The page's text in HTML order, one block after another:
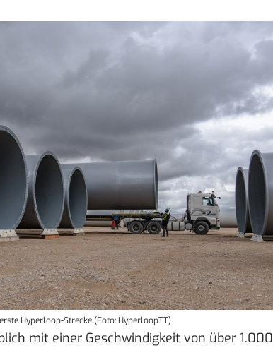
Hyperloop-Strecke (Foto: HyperloopTT)
mit einer Geschwindigkeit von über 1.000